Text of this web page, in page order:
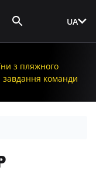
UA
з пляжного
завдання команди